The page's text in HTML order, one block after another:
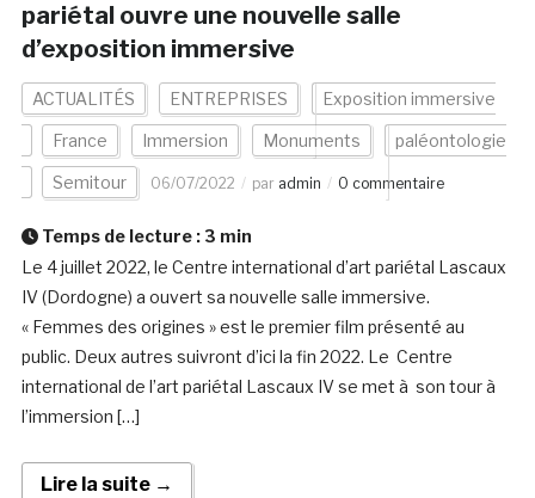
pariétal ouvre une nouvelle salle
d’exposition immersive
ACTUALITÉS ENTREPRISES Exposition immersive
France Immersion Monuments paléontologie
Semitour 06/07/2022 par admin 0 commentaire
Temps de lecture : 3 min
Le 4 juillet 2022, le Centre international d’art pariétal Lascaux
IV (Dordogne) a ouvert sa nouvelle salle immersive.
« Femmes des origines » est le premier film présenté au
public. Deux autres suivront d’ici la fin 2022. Le Centre
international de l’art pariétal Lascaux IV se met à son tour à
l’immersion […]
Lire la suite →